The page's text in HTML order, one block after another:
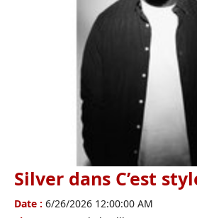
Silver dans C’est
Date : 6/26/2026 12:00:00 AM